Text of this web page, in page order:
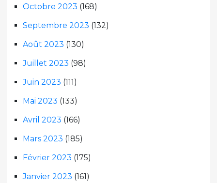
Octobre 2023 (168)
Septembre 2023 (132)
Août 2023 (130)
Juillet 2023 (98)
Juin 2023 (111)
Mai 2023 (133)
Avril 2023 (166)
Mars 2023 (185)
Février 2023 (175)
Janvier 2023 (161)